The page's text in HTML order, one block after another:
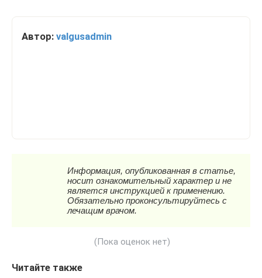
Автор: valgusadmin
(Пока оценок нет)
Читайте также